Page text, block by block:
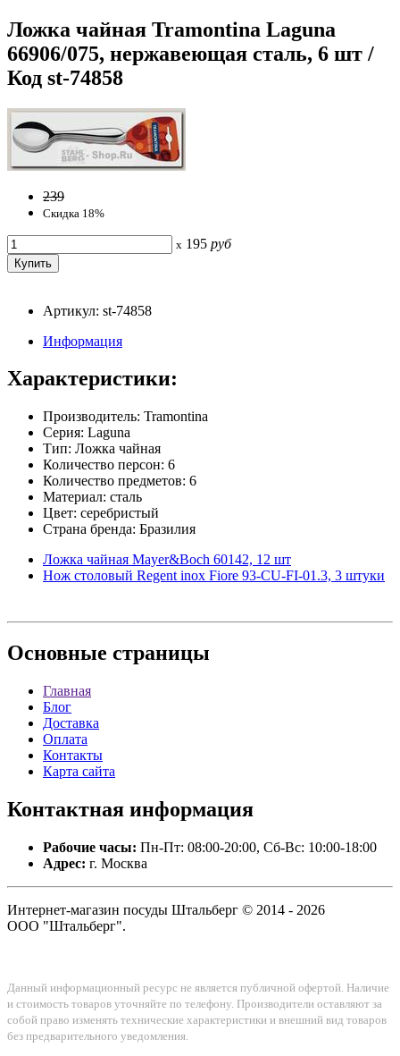
Ложка чайная Tramontina Laguna
66906/075, нержавеющая сталь, 6 шт /
Код st-74858
239
Скидка 18%
x 195 руб
Артикул: st-74858
Информация
Характеристики:
Производитель: Tramontina
Серия: Laguna
Тип: Ложка чайная
Количество персон: 6
Количество предметов: 6
Материал: сталь
Цвет: серебристый
Страна бренда: Бразилия
Ложка чайная Mayer&Boch 60142, 12 шт
Нож столовый Regent inox Fiore 93-CU-FI-01.3, 3 штуки
Основные страницы
Главная
Блог
Доставка
Оплата
Контакты
Карта сайта
Контактная информация
Рабочие часы: Пн-Пт: 08:00-20:00, Сб-Вс: 10:00-18:00
Адрес: г. Москва
Интернет-магазин посуды Штальберг © 2014 - 2026
ООО "Штальберг".
Данный информационный ресурс не является публичной офертой. Наличие
и стоимость товаров уточняйте по телефону. Производители оставляют за
собой право изменять технические характеристики и внешний вид товаров
без предварительного уведомления.